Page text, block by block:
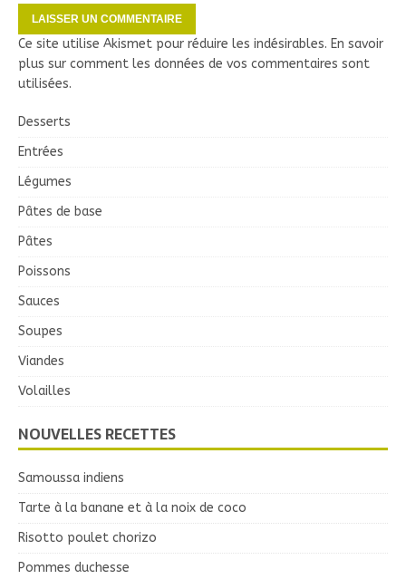
Ce site utilise Akismet pour réduire les indésirables. En savoir
plus sur comment les données de vos commentaires sont
utilisées.
Desserts
Entrées
Légumes
Pâtes de base
Pâtes
Poissons
Sauces
Soupes
Viandes
Volailles
NOUVELLES RECETTES
Samoussa indiens
Tarte à la banane et à la noix de coco
Risotto poulet chorizo
Pommes duchesse